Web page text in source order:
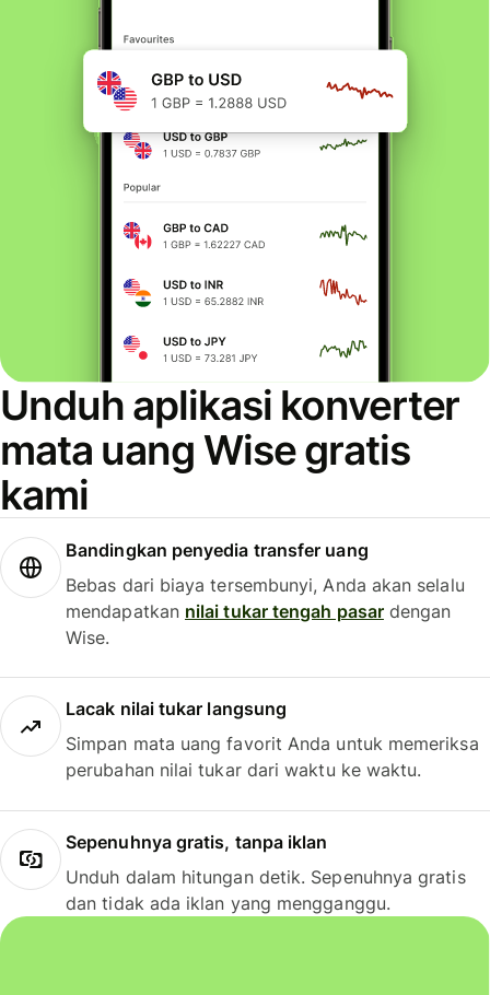
Unduh aplikasi konverter
mata uang Wise gratis
kami
Bandingkan penyedia transfer uang
Bebas dari biaya tersembunyi, Anda akan selalu
mendapatkan nilai tukar tengah pasardengan
Wise.
Lacak nilai tukar langsung
Simpan mata uang favorit Anda untuk memeriksa
perubahan nilai tukar dari waktu ke waktu.
Sepenuhnya gratis, tanpa iklan
Unduh dalam hitungan detik. Sepenuhnya gratis
dan tidak ada iklan yang mengganggu.